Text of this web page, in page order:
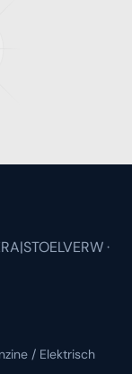
·
/ Elektrisch